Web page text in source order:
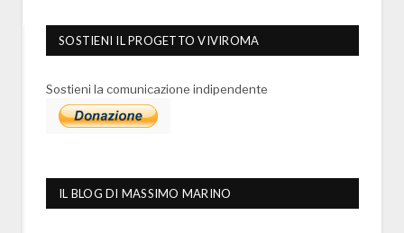
SOSTIENI IL PROGETTO VIVIROMA
Sostieni la comunicazione indipendente
IL BLOG DI MASSIMO MARINO